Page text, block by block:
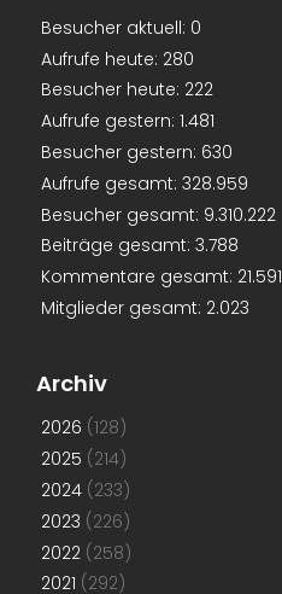
Besucher aktuell: 0
Aufrufe heute: 280
Besucher heute: 222
Aufrufe gestern: 1.481
Besucher gestern: 630
Aufrufe gesamt: 328.959
Besucher gesamt: 9.310.222
Beiträge gesamt: 3.788
Kommentare gesamt: 21.591
Mitglieder gesamt: 2.023
Archiv
2026 (128)
2025 (214)
2024 (233)
2023 (226)
2022 (258)
2021 (292)